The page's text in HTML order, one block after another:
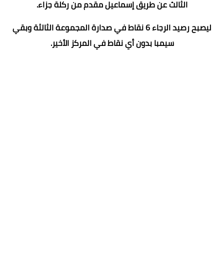
الثالث عن طريق إسماعيل مقدم من ركلة جزاء.
ليصبح رصيد الرجاء 6 نقاط في صدارة المجموعة الثالثة وبقي
سيمبا بدون أي نقاط في المركز الأخير.